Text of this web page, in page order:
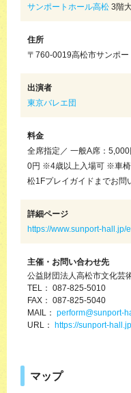
サンポートホール高松 3階
住所
〒760-0019高松市サンポー
出演者
東京バレエ団
料金
全席指定／ 一般A席：
0円 ※4歳以上入場可 ※車椅
松1Fプレイガイドまでお問
詳細ページ
https://www.sunport-hall.jp/
主催・お問い合わせ先
公益財団法人高松市文化芸
TEL： 087-825-5010
FAX： 087-825-5040
MAIL： perform@sunport-
URL： https://sunport-
マップ